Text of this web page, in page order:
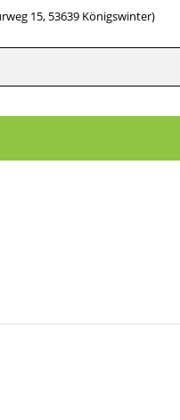
15, 53639 Königswinter)